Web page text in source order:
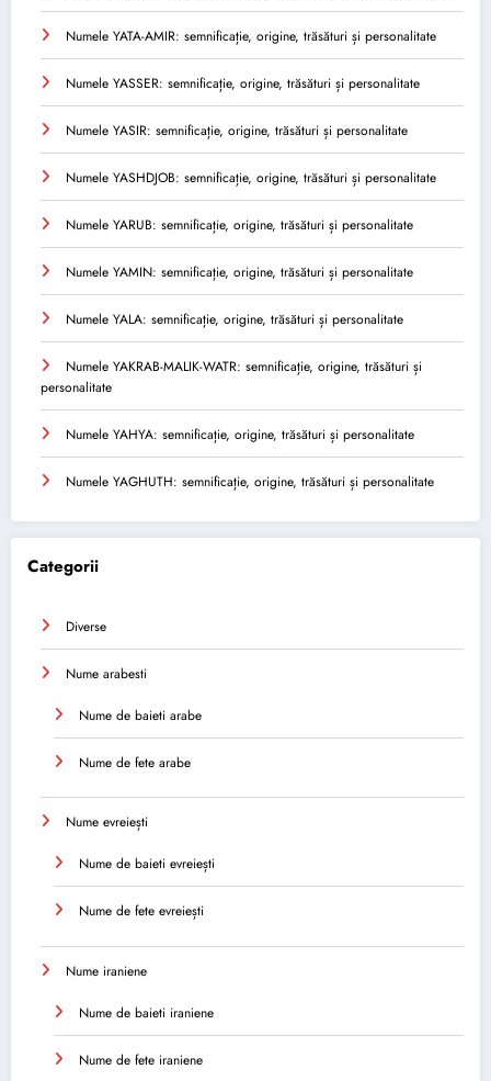
Numele YATA-AMIR: semnificație, origine, trăsături și personalitate
Numele YASSER: semnificație, origine, trăsături și personalitate
Numele YASIR: semnificație, origine, trăsături și personalitate
Numele YASHDJOB: semnificație, origine, trăsături și personalitate
Numele YARUB: semnificație, origine, trăsături și personalitate
Numele YAMIN: semnificație, origine, trăsături și personalitate
Numele YALA: semnificație, origine, trăsături și personalitate
Numele YAKRAB-MALIK-WATR: semnificație, origine, trăsături și
personalitate
Numele YAHYA: semnificație, origine, trăsături și personalitate
Numele YAGHUTH: semnificație, origine, trăsături și personalitate
Categorii
Diverse
Nume arabesti
Nume de baieti arabe
Nume de fete arabe
Nume evreiești
Nume de baieti evreiești
Nume de fete evreiești
Nume iraniene
Nume de baieti iraniene
Nume de fete iraniene